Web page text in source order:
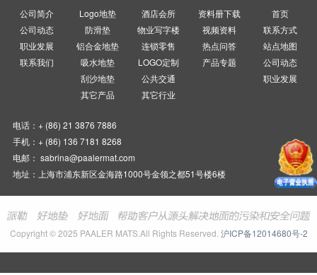
公司简介
公司动态
职业发展
联系我们
Logo地垫
防滑垫
铝合金地垫
吸水地垫
刮沙地垫
其它产品
酒店会所
物业写字楼
连锁零售
LOGO定制
公共交通
其它行业
资料册下载
视频资料
热点问答
产品专题
首页
联系方式
站点地图
公司动态
职业发展
电话：+ (86) 21 3876 7886
手机：+ (86) 136 7181 8268
电邮： sabrina@paalermat.com
地址：上海市浦东新区金海路1000号金领之都51号楼6楼
Copyright © 2025 PAALER MATS.All Rights Reserved. 沪ICP备12014680号-2